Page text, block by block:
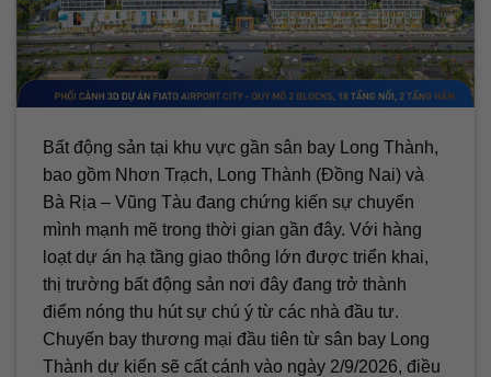
Bất động sản tại khu vực gần sân bay Long Thành,
bao gồm Nhơn Trạch, Long Thành (Đồng Nai) và
Bà Rịa – Vũng Tàu đang chứng kiến sự chuyển
mình mạnh mẽ trong thời gian gần đây. Với hàng
loạt dự án hạ tầng giao thông lớn được triển khai,
thị trường bất động sản nơi đây đang trở thành
điểm nóng thu hút sự chú ý từ các nhà đầu tư.
Chuyến bay thương mại đầu tiên từ sân bay Long
Thành dự kiến sẽ cất cánh vào ngày 2/9/2026, điều